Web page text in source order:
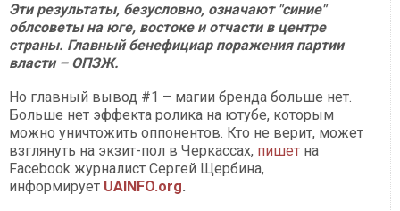
Эти результаты, безусловно, означают "синие"
облсоветы на юге, востоке и отчасти в центре
страны. Главный бенефициар поражения партии
власти – ОПЗЖ.
Но главный вывод #1 – магии бренда больше нет.
Больше нет эффекта ролика на ютубе, которым
можно уничтожить оппонентов. Кто не верит, может
взглянуть на экзит-пол в Черкассах, пишет на
Facebook журналист Сергей Щербина,
информирует UAINFO.org.